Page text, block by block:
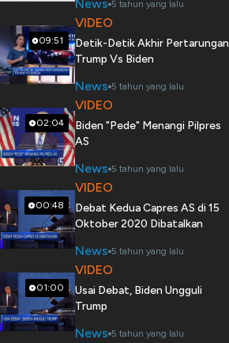
News 5 tahun yang lalu
09:51
VIDEO
Detik-Detik Akhir Pertarungan
Trump Vs Biden
News 5 tahun yang lalu
02:04
VIDEO
Biden "Pede" Menangi Pilpres
AS
News 5 tahun yang lalu
00:48
VIDEO
Debat Kedua Capres AS di 15
Oktober 2020 Dibatalkan
News 5 tahun yang lalu
01:00
VIDEO
Usai Debat, Biden Ungguli
Trump
News 5 tahun yang lalu